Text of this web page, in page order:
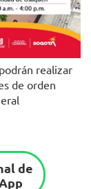
realizar
de orden
de